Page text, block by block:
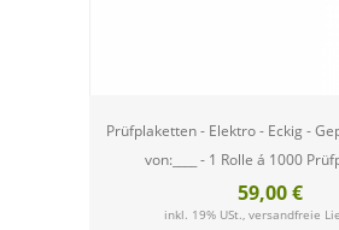
Prüfplaketten - Elektro - Eckig -
von:____ - 1 Rolle á 1000
59,00 €
inkl. 19% USt., versandfreie